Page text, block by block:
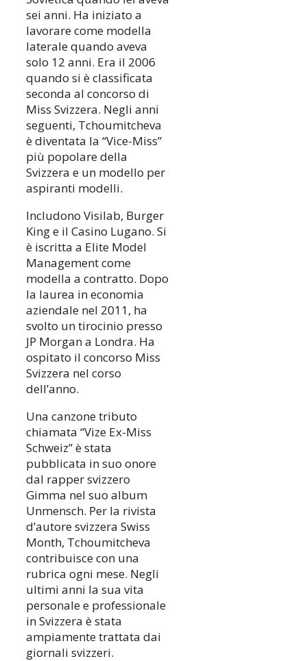
sei anni. Ha iniziato a
lavorare come modella
laterale quando aveva
solo 12 anni. Era il 2006
quando si è classificata
seconda al concorso di
Miss Svizzera. Negli anni
seguenti, Tchoumitcheva
è diventata la “Vice-Miss”
più popolare della
Svizzera e un modello per
aspiranti modelli.
Includono Visilab, Burger
King e il Casino Lugano. Si
è iscritta a Elite Model
Management come
modella a contratto. Dopo
la laurea in economia
aziendale nel 2011, ha
svolto un tirocinio presso
JP Morgan a Londra. Ha
ospitato il concorso Miss
Svizzera nel corso
dell’anno.
Una canzone tributo
chiamata “Vize Ex-Miss
Schweiz” è stata
pubblicata in suo onore
dal rapper svizzero
Gimma nel suo album
Unmensch. Per la rivista
d’autore svizzera Swiss
Month, Tchoumitcheva
contribuisce con una
rubrica ogni mese. Negli
ultimi anni la sua vita
personale e professionale
in Svizzera è stata
ampiamente trattata dai
giornali svizzeri.